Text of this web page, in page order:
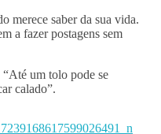
merece saber da sua vida.
a fazer postagens sem
um tolo pode se
calado”.